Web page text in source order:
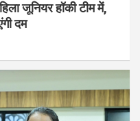
जूनियर हॉकी टीम में,
दम